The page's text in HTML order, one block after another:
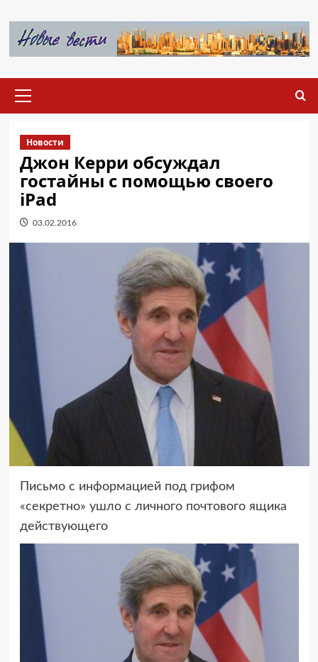
содержимому
меню
Новости
Джон Керри обсуждал
гостайны с помощью своего
iPad
03.02.2016
Письмо с информацией под грифом
«секретно» ушло с личного почтового ящика
действующего